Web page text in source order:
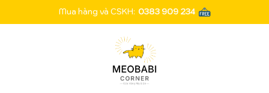
Mua hàng và CSKH: 0383 909 234